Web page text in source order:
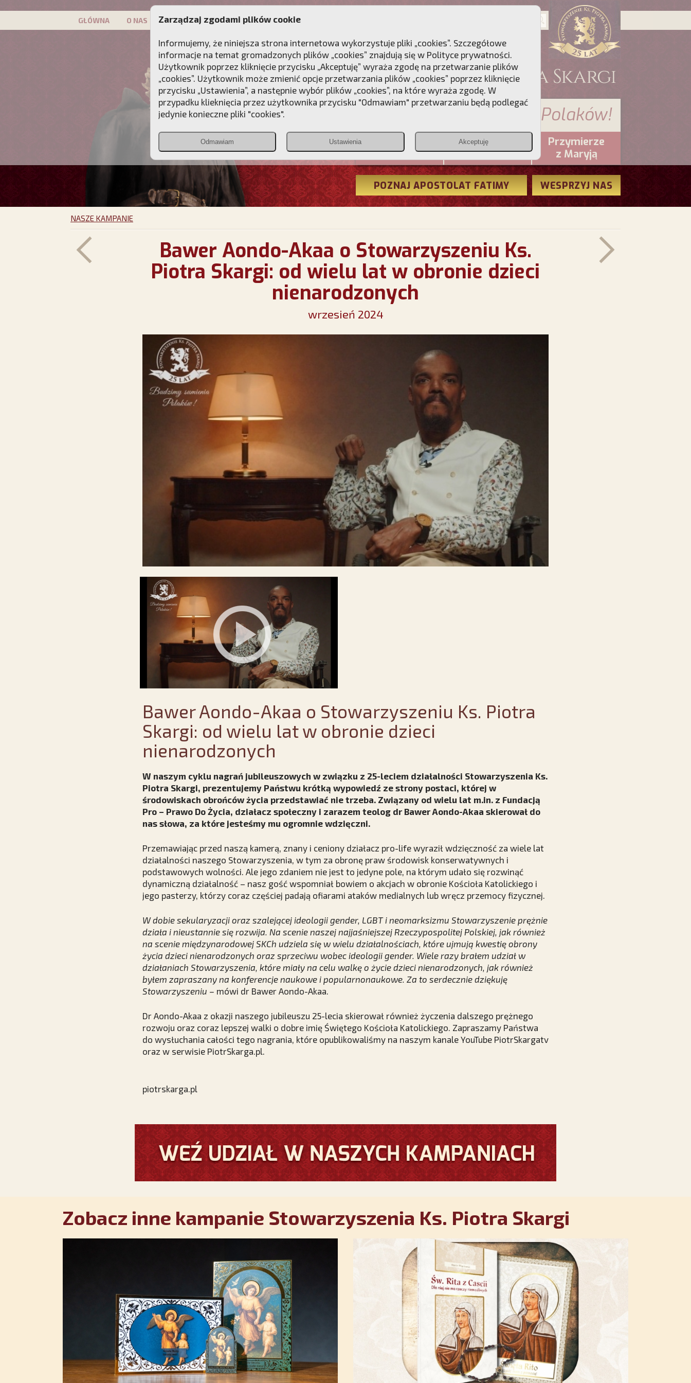
GŁÓWNA O NAS PATRON KAMPANIE DLA DUSZY
Przebudźmy sumienia Polaków!
Christiana
PCh24.pl
Przymierze
z Maryją
POZNAJ APOSTOLAT FATIMY WESPRZYJ NAS
NASZE KAMPANIE
Bawer Aondo-Akaa o Stowarzyszeniu Ks.
Piotra Skargi: od wielu lat w obronie dzieci
nienarodzonych
wrzesień 2024
Bawer Aondo-Akaa o Stowarzyszeniu Ks. Piotra
Skargi: od wielu lat w obronie dzieci
nienarodzonych
W naszym cyklu nagrań jubileuszowych w związku z 25-leciem działalności Stowarzyszenia Ks.
Piotra Skargi, prezentujemy Państwu krótką wypowiedź ze strony postaci, której w
środowiskach obrońców życia przedstawiać nie trzeba. Związany od wielu lat m.in. z Fundacją
Pro – Prawo Do Życia, działacz społeczny i zarazem teolog dr Bawer Aondo-Akaa skierował do
nas słowa, za które jesteśmy mu ogromnie wdzięczni.
Przemawiając przed naszą kamerą, znany i ceniony działacz pro-life wyraził wdzięczność za wiele lat
działalności naszego Stowarzyszenia, w tym za obronę praw środowisk konserwatywnych i
podstawowych wolności. Ale jego zdaniem nie jest to jedyne pole, na którym udało się rozwinąć
dynamiczną działalność – nasz gość wspomniał bowiem o akcjach w obronie Kościoła Katolickiego i
jego pasterzy, którzy coraz częściej padają ofiarami ataków medialnych lub wręcz przemocy fizycznej.
W dobie sekularyzacji oraz szalejącej ideologii gender, LGBT i neomarksizmu Stowarzyszenie prężnie
działa i nieustannie się rozwija. Na scenie naszej najjaśniejszej Rzeczypospolitej Polskiej, jak również
na scenie międzynarodowej SKCh udziela się w wielu działalnościach, które ujmują kwestię obrony
życia dzieci nienarodzonych oraz sprzeciwu wobec ideologii gender. Wiele razy brałem udział w
działaniach Stowarzyszenia, które miały na celu walkę o życie dzieci nienarodzonych, jak również
byłem zapraszany na konferencje naukowe i popularnonaukowe. Za to serdecznie dziękuję
Stowarzyszeniu – mówi dr Bawer Aondo-Akaa.
Dr Aondo-Akaa z okazji naszego jubileuszu 25-lecia skierował również życzenia dalszego prężnego
rozwoju oraz coraz lepszej walki o dobre imię Świętego Kościoła Katolickiego. Zapraszamy Państwa
do wysłuchania całości tego nagrania, które opublikowaliśmy na naszym kanale YouTube PiotrSkargatv
oraz w serwisie PiotrSkarga.pl.
piotrskarga.pl
Zobacz inne kampanie Stowarzyszenia Ks. Piotra Skargi
Zarządzaj zgodami plików cookie
Informujemy, że niniejsza strona internetowa wykorzystuje pliki „cookies”. Szczegółowe
informacje na temat gromadzonych plików „cookies” znajdują się w Polityce prywatności.
Użytkownik poprzez kliknięcie przycisku „Akceptuję” wyraża zgodę na przetwarzanie plików
„cookies”. Użytkownik może zmienić opcje przetwarzania plików „cookies” poprzez kliknięcie
przycisku „Ustawienia”, a następnie wybór plików „cookies”, na które wyraża zgodę. W
przypadku klieknięcia przez użytkownika przycisku "Odmawiam" przetwarzaniu będą podlegać
jedynie konieczne pliki "cookies".
Odmawiam Ustawienia Akceptuję